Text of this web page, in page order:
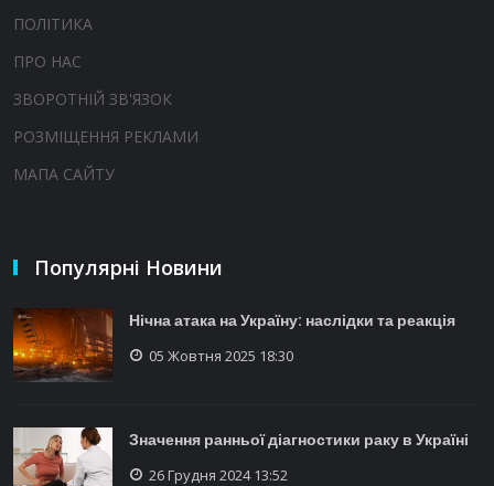
ПОЛІТИКА
ПРО НАС
ЗВОРОТНІЙ ЗВ'ЯЗОК
РОЗМІЩЕННЯ РЕКЛАМИ
МАПА САЙТУ
Популярні Новини
Нічна атака на Україну: наслідки та реакція
05 Жовтня 2025 18:30
Значення ранньої діагностики раку в Україні
26 Грудня 2024 13:52